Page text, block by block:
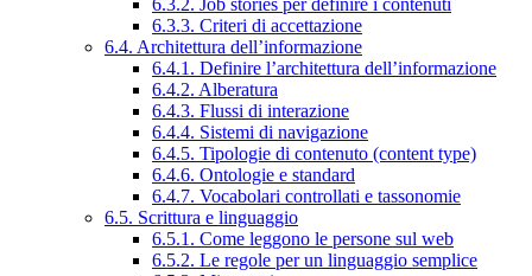
6.3.3. Criteri di accettazione
6.4. Architettura dell’informazione
6.4.1. Definire l’architettura dell’informazione
6.4.2. Alberatura
6.4.3. Flussi di interazione
6.4.4. Sistemi di navigazione
6.4.5. Tipologie di contenuto (content type)
6.4.6. Ontologie e standard
6.4.7. Vocabolari controllati e tassonomie
6.5. Scrittura e linguaggio
6.5.1. Come leggono le persone sul web
6.5.2. Le regole per un linguaggio semplice